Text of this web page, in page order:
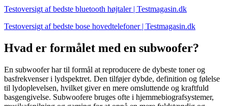
Testoversigt af bedste bluetooth højtaler | Testmagasin.dk
Testoversigt af bedste bose hovedtelefoner | Testmagasin.dk
Hvad er formålet med en subwoofer?
En subwoofer har til formål at reproducere de dybeste toner og
basfrekvenser i lydspektret. Den tilføjer dybde, definition og følelse
til lydoplevelsen, hvilket giver en mere omsluttende og kraftfuld
basgengivelse. Subwoofere bruges ofte i hjemmebiografsystemer,